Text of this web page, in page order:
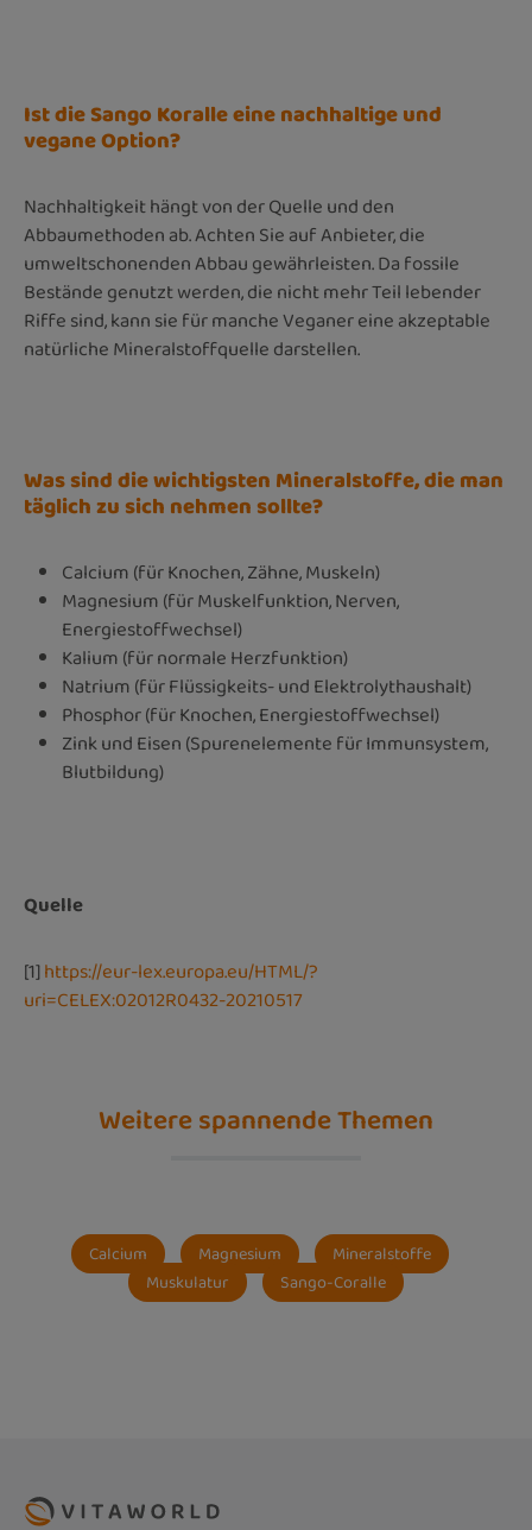
Ist die Sango Koralle eine nachhaltige und
vegane Option?
Nachhaltigkeit hängt von der Quelle und den
Abbaumethoden ab. Achten Sie auf Anbieter, die
umweltschonenden Abbau gewährleisten. Da fossile
Bestände genutzt werden, die nicht mehr Teil lebender
Riffe sind, kann sie für manche Veganer eine akzeptable
natürliche Mineralstoffquelle darstellen.
Was sind die wichtigsten Mineralstoffe, die man
täglich zu sich nehmen sollte?
Calcium (für Knochen, Zähne, Muskeln)
Magnesium (für Muskelfunktion, Nerven,
Energiestoffwechsel)
Kalium (für normale Herzfunktion)
Natrium (für Flüssigkeits- und Elektrolythaushalt)
Phosphor (für Knochen, Energiestoffwechsel)
Zink und Eisen (Spurenelemente für Immunsystem,
Blutbildung)
Quelle
[1]https://eur-lex.europa.eu/HTML/?
uri=CELEX:02012R0432-20210517
Weitere spannende Themen
Calcium Magnesium
Mineralstoffe
Muskulatur
Sango-Coralle